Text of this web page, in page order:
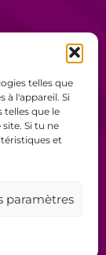
telles que
à l'appareil. Si
telles que le
Si tu ne
et
paramètres
de